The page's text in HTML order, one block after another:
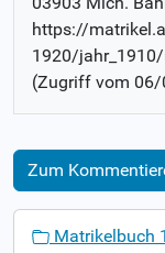
https://
1920/
(Zugriff vom
Zum
Matrikelbuch